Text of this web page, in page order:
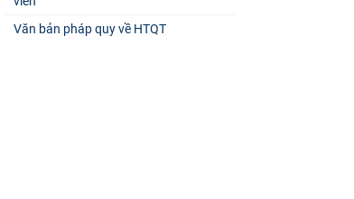
Văn bản pháp quy về HTQT